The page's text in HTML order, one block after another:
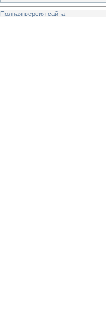
Полная версия сайта